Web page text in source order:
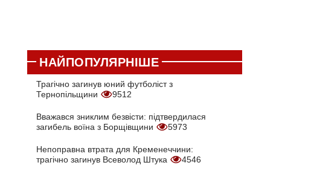
НАЙПОПУЛЯРНІШЕ
Трагічно загинув юний футболіст з
Тернопільщини
9512
Вважався зниклим безвісти: підтвердилася
загибель воїна з Борщівщини
5973
Непоправна втрата для Кременеччини:
трагічно загинув Всеволод Штука
4546